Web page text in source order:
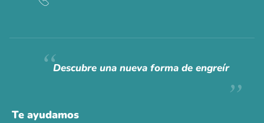
Siempre fuimosraros.
Descubre una nueva forma de engreír
Te ayudamos